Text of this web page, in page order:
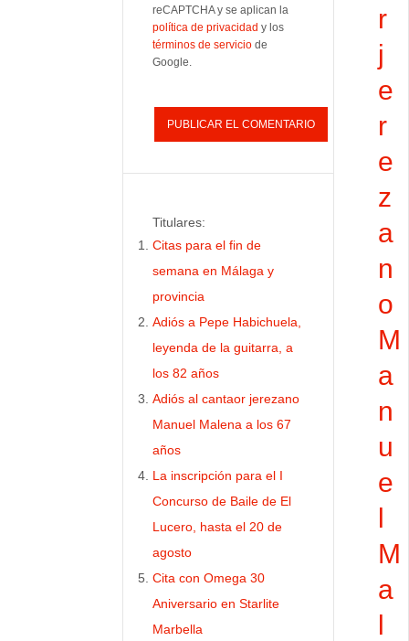
reCAPTCHA y se aplican la
política de privacidad y los
términos de servicio de
Google.
Titulares:
Citas para el fin de
semana en Málaga y
provincia
Adiós a Pepe Habichuela,
leyenda de la guitarra, a
los 82 años
Adiós al cantaor jerezano
Manuel Malena a los 67
años
La inscripción para el I
Concurso de Baile de El
Lucero, hasta el 20 de
agosto
Cita con Omega 30
Aniversario en Starlite
Marbella
r
j
e
r
e
z
a
n
o
M
a
n
u
e
l
M
a
l